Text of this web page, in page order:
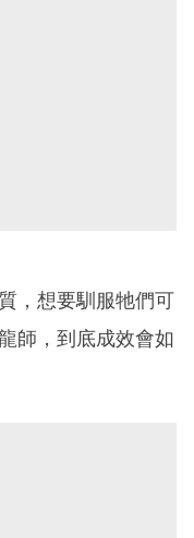
，想要馴服牠們可
師，到底成效會如